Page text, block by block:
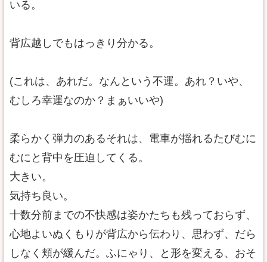
いる。
背広越しでもはっきり分かる。
(これは、あれだ。なんという不運。あれ？いや、
むしろ幸運なのか？まぁいいや)
柔らかく弾力のあるそれは、電車が揺れるたびむに
むにと背中を圧迫してくる。
大きい。
気持ち良い。
十数分前までの不快感は姿かたちも残っておらず、
心地よいぬくもりが背広から伝わり、思わず、だら
しなく頬が緩んだ。ふにゃり、と形を変える、おそ